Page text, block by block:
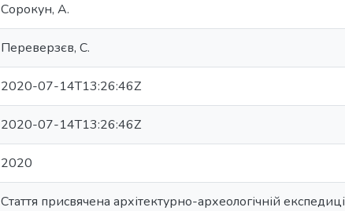
Сорокун, А.
Переверзєв, С.
2020-07-14T13:26:46Z
2020-07-14T13:26:46Z
2020
Стаття присвячена архітектурно-археологічній